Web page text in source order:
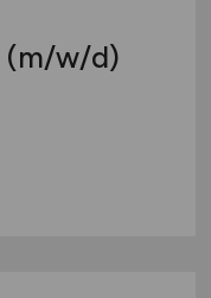
(m/w/d)